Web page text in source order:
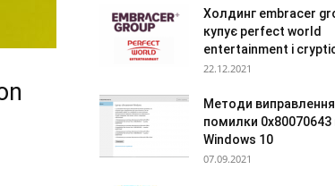
Холдинг embracer
купує perfect world
entertainment і
22.12.2021
Методи виправлення
помилки 0x80070643
Windows 10
07.09.2021